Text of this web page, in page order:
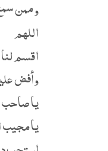
وممن
اللهم
اقسم
وأفض
يا صاحب
يا